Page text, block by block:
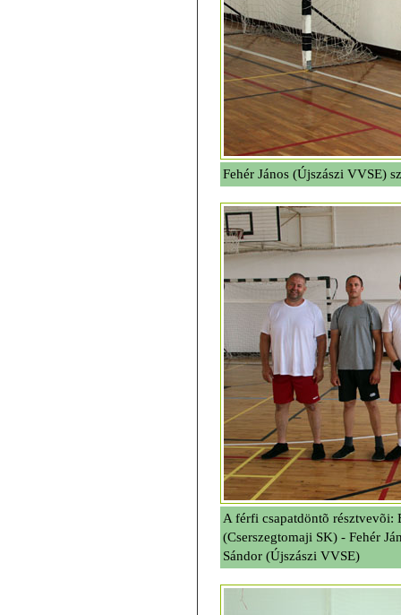
Fehér János (Újszászi VVSE)
A férfi csapatdöntõ résztvevõi:
(Cserszegtomaji SK) - Fehér
Sándor (Újszászi VVSE)